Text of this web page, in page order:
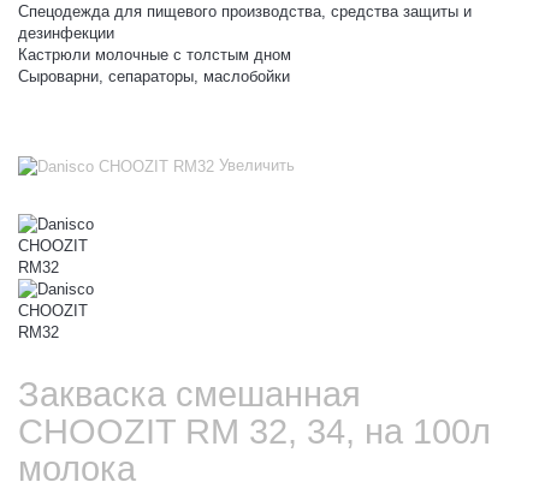
Спецодежда для пищевого производства, средства защиты и
дезинфекции
Кастрюли молочные с толстым дном
Сыроварни, сепараторы, маслобойки
Увеличить
Закваска смешанная
CHOOZIT RM 32, 34, на 100л
молока